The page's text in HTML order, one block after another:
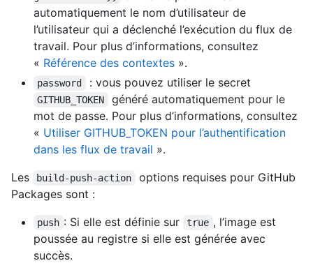
automatiquement le nom d’utilisateur de
l’utilisateur qui a déclenché l’exécution du flux de
travail. Pour plus d’informations, consultez
« Référence des contextes ».
password : vous pouvez utiliser le secret
GITHUB_TOKEN
généré automatiquement pour le
mot de passe. Pour plus d’informations, consultez
« Utiliser GITHUB_TOKEN pour l’authentification
dans les flux de travail ».
Les
build-push-action
options requises pour GitHub
Packages sont :
push : Si elle est définie sur true , l’image est
poussée au registre si elle est générée avec
succès.